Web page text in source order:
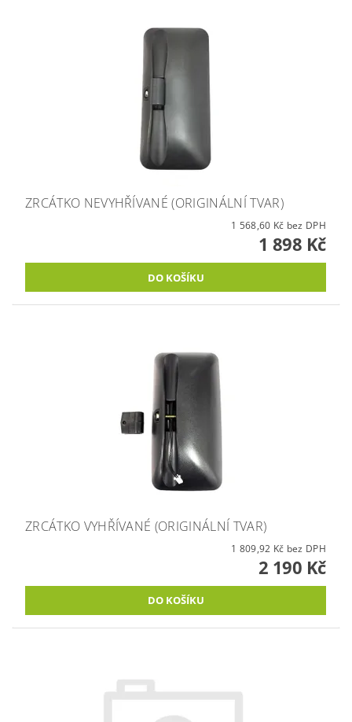
ZRCÁTKO NEVYHŘÍVANÉ (ORIGINÁLNÍ TVAR)
1 568,60 Kč bez DPH
1 898 Kč
ZRCÁTKO VYHŘÍVANÉ (ORIGINÁLNÍ TVAR)
1 809,92 Kč bez DPH
2 190 Kč